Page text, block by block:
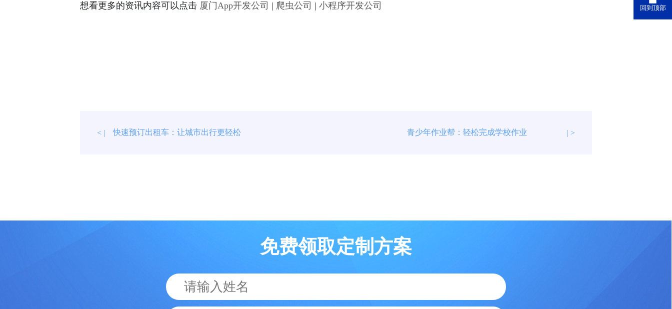
回到顶部
想看更多的资讯内容可以点击 厦门App开发公司 | 爬虫公司 | 小程序开发公司
< | 快速预订出租车：让城市出行更轻松 青少年作业帮：轻松完成学校作业 | >
免费领取定制方案